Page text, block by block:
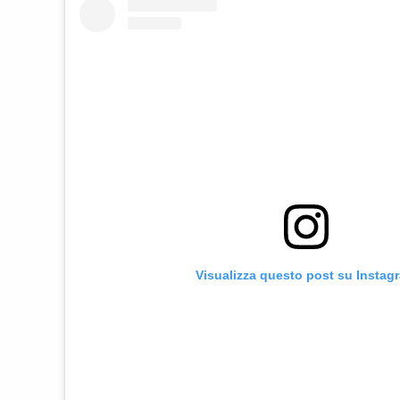
Visualizza questo post su